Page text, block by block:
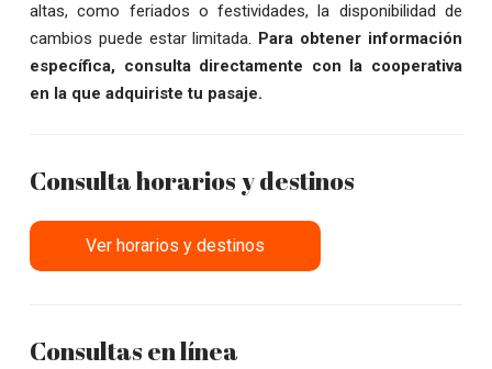
altas, como feriados o festividades, la disponibilidad de
cambios puede estar limitada. Para obtener información
específica, consulta directamente con la cooperativa
en la que adquiriste tu pasaje.
Consulta horarios y destinos
Ver horarios y destinos
Consultas en línea